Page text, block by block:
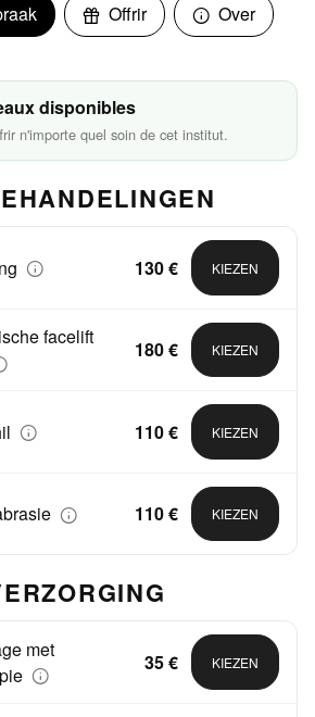
Offrir Over
disponibles
n'importe quel soin de cet institut.
130 € KIEZEN
facelift
180 € KIEZEN
110 € KIEZEN
110 € KIEZEN
met
35 € KIEZEN